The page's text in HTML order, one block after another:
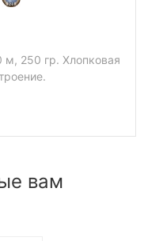
м, 250 гр. Хлопковая
вам